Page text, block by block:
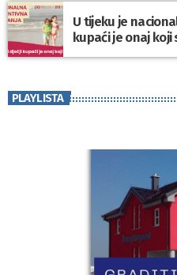
U tijeku je
kupaći je onaj koji
PLAYLISTA